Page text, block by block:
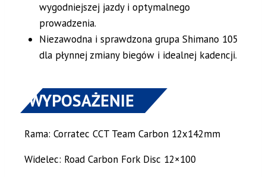
wygodniejszej jazdy i optymalnego
prowadzenia.
Niezawodna i sprawdzona grupa Shimano 105
dla płynnej zmiany biegów i idealnej kadencji.
WYPOSAŻENIE
Rama: Corratec CCT Team Carbon 12x142mm
Widelec: Road Carbon Fork Disc 12×100